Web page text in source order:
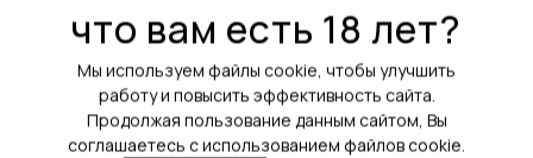
Ёмкость аккумулятора:3000 mAh
Все характеристики
что вам есть 18 лет?
Мы используем файлы cookie, чтобы улучшить
работу и повысить эффективность сайта.
Продолжая пользование данным сайтом, Вы
соглашаетесь с использованием файлов cookie.